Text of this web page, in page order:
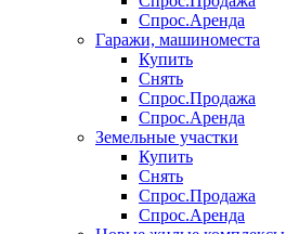
Спрос.Аренда
Гаражи, машиноместа
Купить
Снять
Спрос.Продажа
Спрос.Аренда
Земельные участки
Купить
Снять
Спрос.Продажа
Спрос.Аренда